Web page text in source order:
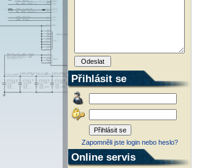
Přihlásit se
Zapomněli jste login nebo heslo?
Online servis